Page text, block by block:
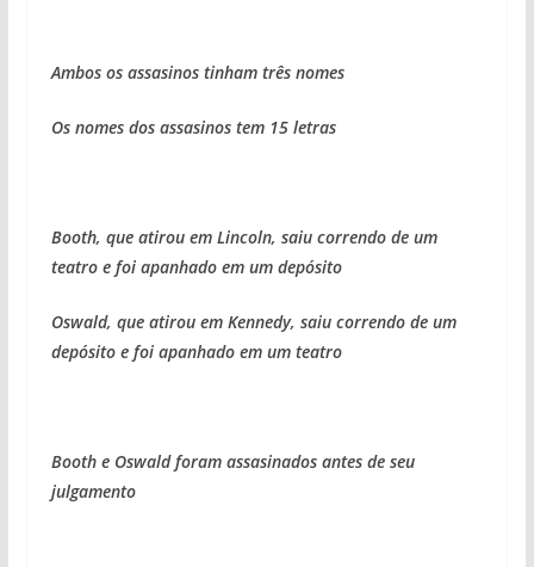
Ambos os assasinos tinham três nomes
Os nomes dos assasinos tem 15 letras
Booth, que atirou em Lincoln, saiu correndo de um
teatro e foi apanhado em um depósito
Oswald, que atirou em Kennedy, saiu correndo de um
depósito e foi apanhado em um teatro
Booth e Oswald foram assasinados antes de seu
julgamento